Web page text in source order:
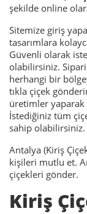
şekilde online
Sitemize giriş
tasarımlara
Güvenli olarak
olabilirsiniz.
herhangi bir
tıkla çiçek
üretimler
İstediğiniz tüm
sahip olabilirsiniz.
Antalya (Kiriş
kişileri mutlu et.
çiçekleri gönder.
Kiriş